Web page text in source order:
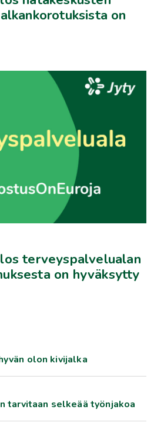
on
terveyspalvelualan
on hyväksytty
olon kivijalka
tarvitaan selkeää työnjakoa